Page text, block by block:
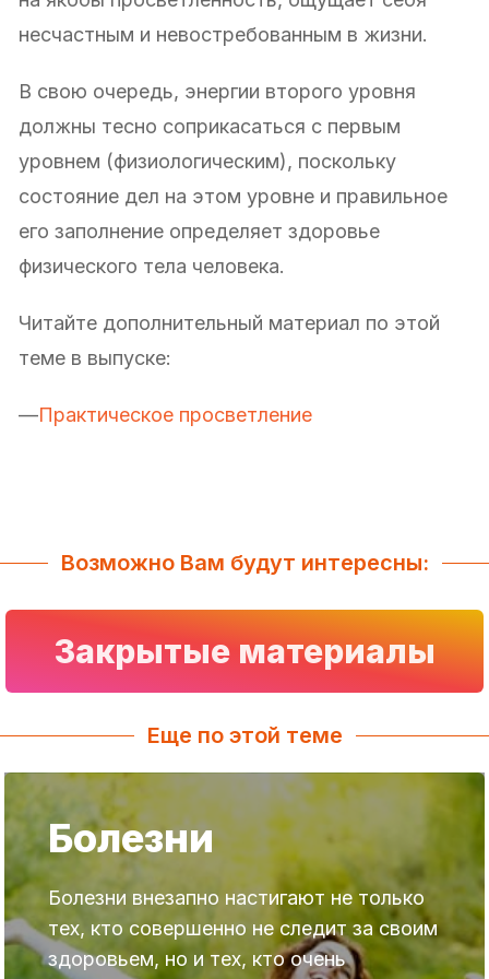
несчастным и невостребованным в жизни.
В свою очередь, энергии второго уровня
должны тесно соприкасаться с первым
уровнем (физиологическим), поскольку
состояние дел на этом уровне и правильное
его заполнение определяет здоровье
физического тела человека.
Читайте дополнительный материал по этой
теме в выпуске:
—Практическое просветление
Возможно Вам будут интересны:
Закрытые материалы
Еще по этой теме
Болезни
Болезни внезапно настигают не только
тех, кто совершенно не следит за своим
здоровьем, но и тех, кто очень